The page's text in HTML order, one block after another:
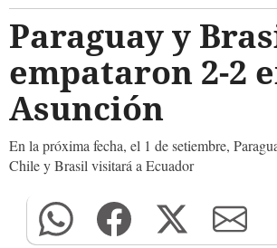
Paraguay y
empataron 2-2
Asunción
En la próxima fecha, el 1 de setiembre,
Chile y Brasil visitará a Ecuador